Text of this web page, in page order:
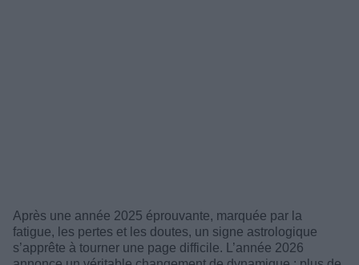
Après une année 2025 éprouvante, marquée par la
fatigue, les pertes et les doutes, un signe astrologique
s’apprête à tourner une page difficile. L’année 2026